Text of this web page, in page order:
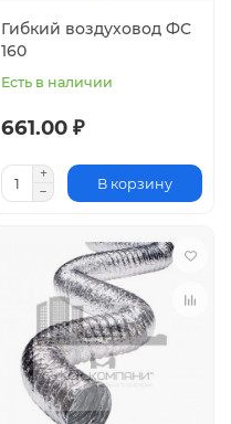
Гибкий воздуховод ФС
160
Есть в наличии
661.00 ₽
В корзину